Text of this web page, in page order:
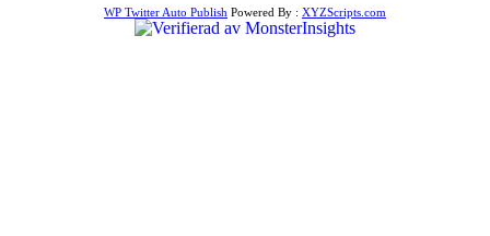
WP Twitter Auto Publish Powered By : XYZScripts.com